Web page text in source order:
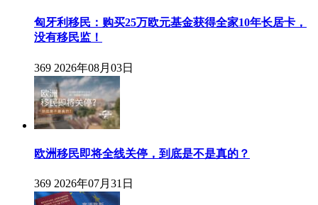
匈牙利移民：购买25万欧元基金获得全家10年长居卡，
没有移民监！
369 2026年08月03日
欧洲移民即将全线关停，到底是不是真的？
369 2026年07月31日